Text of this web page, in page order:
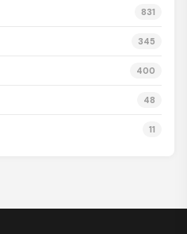
831
345
400
48
11